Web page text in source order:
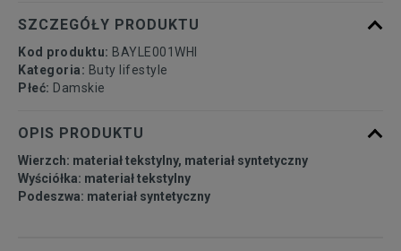
SZCZEGÓŁY PRODUKTU
Kod produktu: BAYLE001WHI
Kategoria: Buty lifestyle
Płeć: Damskie
OPIS PRODUKTU
Wierzch: materiał tekstylny, materiał syntetyczny
Wyściółka: materiał tekstylny
Podeszwa: materiał syntetyczny